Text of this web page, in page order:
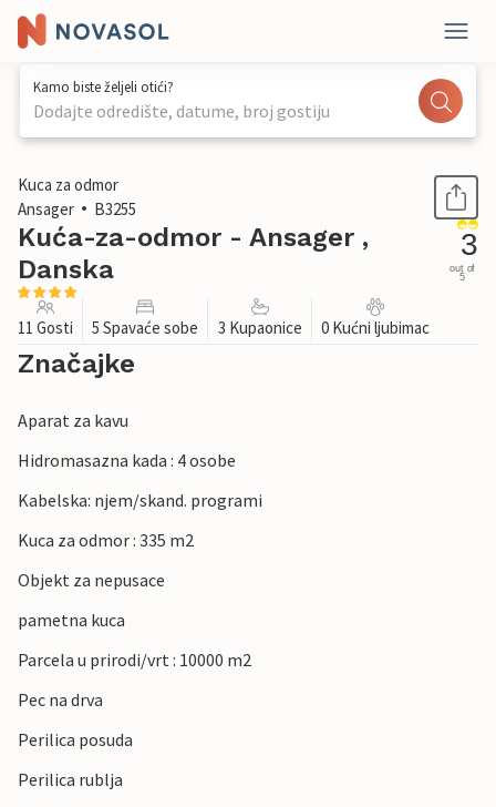
Kamo biste željeli otići?
Dodajte odredište, datume, broj gostiju
1 / 29
Kuca za odmor
Ansager
B3255
Kuća-za-odmor - Ansager ,
Danska
3
out of
5
11 Gosti 5 Spavaće sobe 3 Kupaonice 0 Kućni ljubimac
Značajke
Aparat za kavu
Hidromasazna kada : 4 osobe
Kabelska: njem/skand. programi
Kuca za odmor : 335 m2
Objekt za nepusace
pametna kuca
Parcela u prirodi/vrt : 10000 m2
Pec na drva
Perilica posuda
Perilica rublja